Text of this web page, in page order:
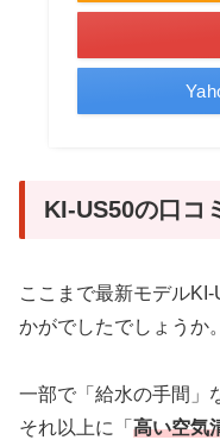
KI-US50の口コ
ここまで最新モデル
かがでしたでしょうか。
一部で「給水の手間」
それ以上に「 高い空気